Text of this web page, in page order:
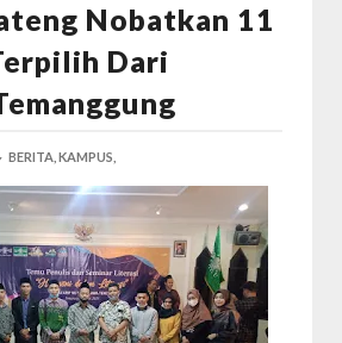
Nobatkan 11
Dari
BERITA, KAMPUS,